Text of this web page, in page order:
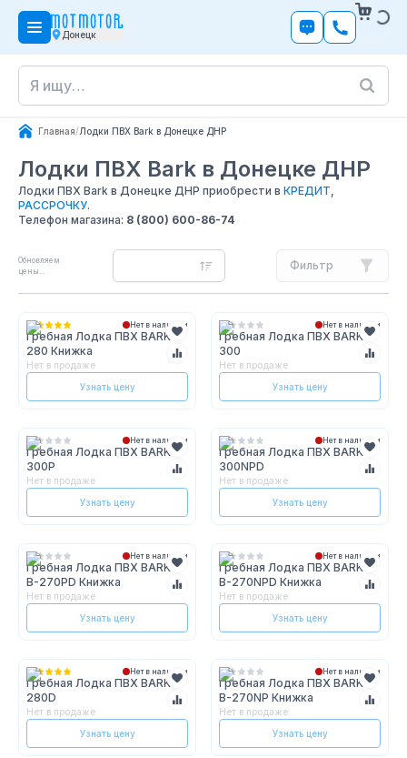
Донецк
Главная/Лодки ПВХ Bark в Донецке ДНР
Лодки ПВХ Bark в Донецке ДНР
Лодки ПВХ Bark в Донецке ДНР приобрести в КРЕДИТ,
РАССРОЧКУ.
Телефон магазина: 8 (800) 600-86-74
Обновляем
цены...
Фильтр
Нет в наличии
Гребная Лодка ПВХ BARK B-
280 Книжка
Нет в продаже
Узнать цену
Нет в наличии
Гребная Лодка ПВХ BARK B-
300
Нет в продаже
Узнать цену
Нет в наличии
Гребная Лодка ПВХ BARK B-
300P
Нет в продаже
Узнать цену
Нет в наличии
Гребная Лодка ПВХ BARK B-
300NPD
Нет в продаже
Узнать цену
Нет в наличии
Гребная Лодка ПВХ BARK
В-270PD Книжка
Нет в продаже
Узнать цену
Нет в наличии
Гребная Лодка ПВХ BARK
В-270NPD Книжка
Нет в продаже
Узнать цену
Нет в наличии
Гребная Лодка ПВХ BARK B-
280D
Нет в продаже
Узнать цену
Нет в наличии
Гребная Лодка ПВХ BARK
В-270NP Книжка
Нет в продаже
Узнать цену